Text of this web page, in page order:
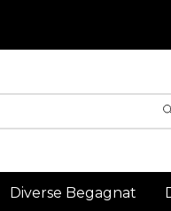
Diverse Begagnat